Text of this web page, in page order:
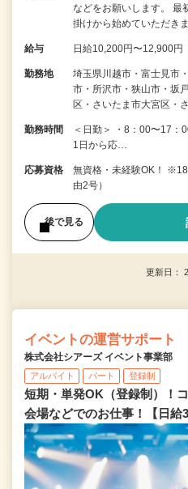
などをお願いします。 最
掛けから始めていただき
給与 日給10,200円〜12,900円
勤務地
埼玉県川越市・富士見市
市・所沢市・狭山市・坂
区・さいたま市大宮区・
勤務時間
＜日勤＞ ・8：00〜17
1日から応…
応募資格
無資格・未経験OK！
由2号）
後で見る
更新日：
イベントの運営サポート
株式会社シアーズ イベント事業部
アルバイト パート 登録制
短期・単発OK（登録制）！
会場などでのお仕事！【日給